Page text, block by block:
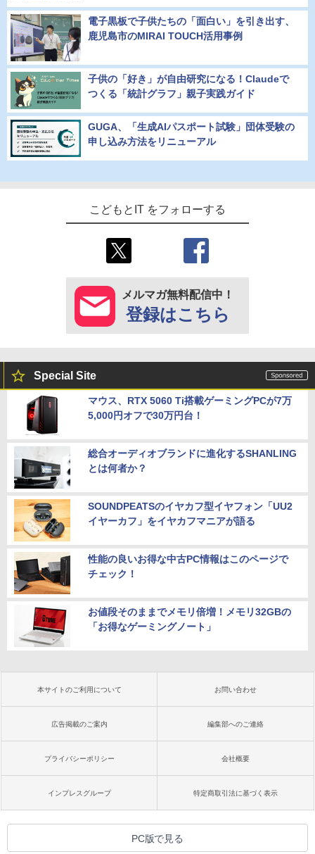
電子黒板で子供たちの「面白い」を引き出す、
鹿児島市のMIRAI TOUCH活用事例
子供の「好き」が自由研究になる！Claudeで
つくる「統計グラフ」親子実践ガイド
GUGA、「生成AIパスポート試験」団体受験の
申し込み方法をリニューアル
こどもとIT をフォローする
メルマガ無料配信中！
登録はこちら
Special Site
マウス、RTX 5060 Ti搭載ゲーミングPCが7万
5,000円オフで30万円台！
総合オーディオブランドに進化するSHANLING
とは何者か？
SOUNDPEATSのイヤカフ型イヤフォン「UU2
イヤーカフ」をイヤカフマニアが語る
性能の良いお得な中古PC情報はこのページで
チェック！
お値段そのままでメモリ倍増！メモリ32GBの
「お得なゲーミングノート」
本サイトのご利用について お問い合わせ
広告掲載のご案内 編集部へのご連絡
プライバシーポリシー 会社概要
インプレスグループ 特定商取引法に基づく表示
PC版で見る